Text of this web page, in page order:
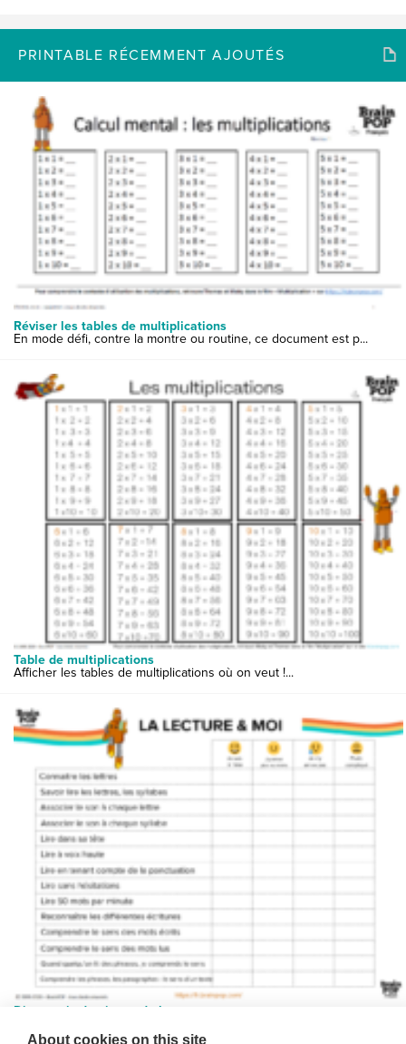
PRINTABLE RÉCEMMENT AJOUTÉS
Réviser les tables de multiplications
En mode défi, contre la montre ou routine, ce document est p...
Table de multiplications
Afficher les tables de multiplications où on veut !...
Diagnostic du niveau de lecture
About cookies on this site